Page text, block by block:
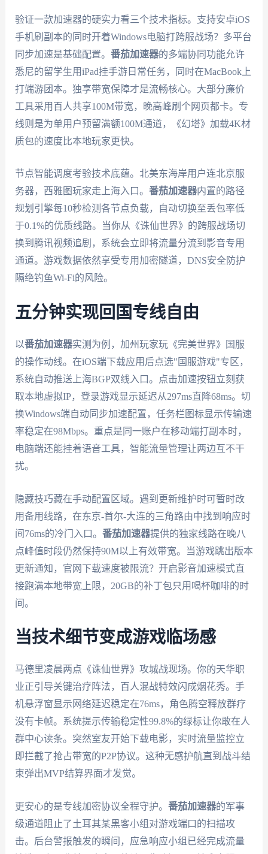
验证一款加速器的硬实力看三个技术指标。支持安卓iOS
手机刷副本的同时开着Windows电脑打跨服战场？多平台
同步加速是基础配置。 番茄加速器的多端协同功能允许
悉尼的留学生用iPad挂手游日常任务，同时在MacBook上
打端游团本。独享带宽保障才是流畅核心。大部分廉价
工具采用百人共享100M带宽，晚高峰刷个网页都卡。专
线则是为单用户预留满额100M通道，《幻塔》加载4K材
质包的速度比本地玩家更快。
节点智能调度考验技术底蕴。北美东海岸用户连北京服
务器，西雅图玩家走上海入口。 番茄加速器内置的路径
规划引擎每10秒检测各节点负载，自动切换至丢包率低
于0.1%的优质线路。当你从《诛仙世界》的跨服战场切
换到腾讯视频追剧，系统会立即将流量分流到影音专用
通道。游戏数据依然享受专用加密隧道，DNS安全防护
隔绝钓鱼Wi-Fi的风险。
五分钟实现回国专线自由
以番茄加速器实测为例，加州玩家玩《完美世界》国服
的操作动线。在iOS端下载应用后点选"国服游戏"专区，
系统自动推送上海BGP双线入口。点击加速按钮立刻获
取本地虚拟IP，登录游戏显示延迟从297ms直降68ms。切
换Windows端自动同步加速配置，任务栏图标显示传输速
率稳定在98Mbps。重点是同一账户在移动端打副本时，
电脑端还能挂着语音工具，智能流量管理让两边互不干
扰。
隐藏技巧藏在手动配置区域。遇到更新维护时可暂时改
用备用线路，在东京-首尔-大连的三角路由中找到响应时
间76ms的冷门入口。 番茄加速器提供的独家线路在晚八
点峰值时段仍然保持90M以上有效带宽。当游戏跳出版本
更新通知，官网下载速度被限流？开启影音加速模式直
接跑满本地带宽上限，20GB的补丁包只用喝杯咖啡的时
间。
当技术细节变成游戏临场感
马德里凌晨两点《诛仙世界》攻城战现场。你的天华职
业正引导关键治疗阵法，百人混战特效闪成烟花秀。手
机悬浮窗显示网络延迟稳定在76ms，角色腾空释放群疗
没有卡帧。系统提示传输稳定性99.8%的绿标让你敢在人
群中心读条。突然室友开始下载电影，实时流量监控立
即拦截了抢占带宽的P2P协议。这种无感护航直到战斗结
束弹出MVP结算界面才发觉。
更安心的是专线加密协议全程守护。 番茄加速器的军事
级通道阻止了土耳其某黑客小组对游戏端口的扫描攻
击。后台警报触发的瞬间，应急响应小组已经完成流量